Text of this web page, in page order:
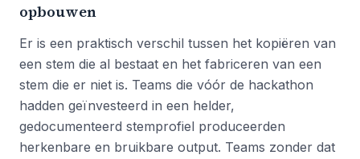
opbouwen
Er is een praktisch verschil tussen het kopiëren van
een stem die al bestaat en het fabriceren van een
stem die er niet is. Teams die vóór de hackathon
hadden geïnvesteerd in een helder,
gedocumenteerd stemprofiel produceerden
herkenbare en bruikbare output. Teams zonder dat